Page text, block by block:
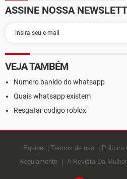
ASSINE NOSSA
VEJA TAMBÉM
Numero banido do whatsapp
Quais whatsapp existem
Resgatar codigo roblox
Equipe Termos de uso Política
Regulamento
A Revista Da Mulher